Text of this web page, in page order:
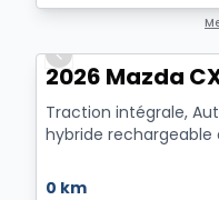
Previous slide
2026 Mazda
Traction intégrale,
hybride rechargeable
0 km